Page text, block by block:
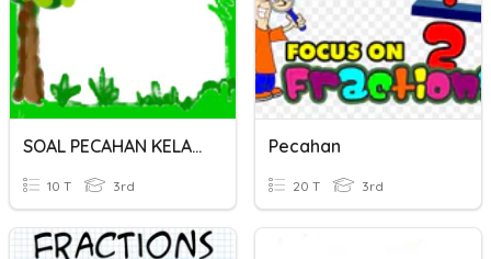
SOAL PECAHAN KELAS 3
10 T 3rd
Pecahan
20 T 3rd